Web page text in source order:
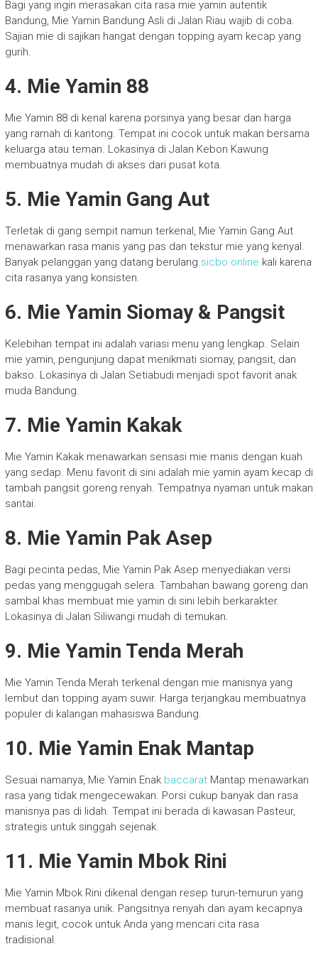
Bagi yang ingin merasakan cita rasa mie yamin autentik
Bandung, Mie Yamin Bandung Asli di Jalan Riau wajib di coba.
Sajian mie di sajikan hangat dengan topping ayam kecap yang
gurih.
4. Mie Yamin 88
Mie Yamin 88 di kenal karena porsinya yang besar dan harga
yang ramah di kantong. Tempat ini cocok untuk makan bersama
keluarga atau teman. Lokasinya di Jalan Kebon Kawung
membuatnya mudah di akses dari pusat kota.
5. Mie Yamin Gang Aut
Terletak di gang sempit namun terkenal, Mie Yamin Gang Aut
menawarkan rasa manis yang pas dan tekstur mie yang kenyal.
Banyak pelanggan yang datang berulang sicbo online kali karena
cita rasanya yang konsisten.
6. Mie Yamin Siomay & Pangsit
Kelebihan tempat ini adalah variasi menu yang lengkap. Selain
mie yamin, pengunjung dapat menikmati siomay, pangsit, dan
bakso. Lokasinya di Jalan Setiabudi menjadi spot favorit anak
muda Bandung.
7. Mie Yamin Kakak
Mie Yamin Kakak menawarkan sensasi mie manis dengan kuah
yang sedap. Menu favorit di sini adalah mie yamin ayam kecap di
tambah pangsit goreng renyah. Tempatnya nyaman untuk makan
santai.
8. Mie Yamin Pak Asep
Bagi pecinta pedas, Mie Yamin Pak Asep menyediakan versi
pedas yang menggugah selera. Tambahan bawang goreng dan
sambal khas membuat mie yamin di sini lebih berkarakter.
Lokasinya di Jalan Siliwangi mudah di temukan.
9. Mie Yamin Tenda Merah
Mie Yamin Tenda Merah terkenal dengan mie manisnya yang
lembut dan topping ayam suwir. Harga terjangkau membuatnya
populer di kalangan mahasiswa Bandung.
10. Mie Yamin Enak Mantap
Sesuai namanya, Mie Yamin Enak baccaratMantap menawarkan
rasa yang tidak mengecewakan. Porsi cukup banyak dan rasa
manisnya pas di lidah. Tempat ini berada di kawasan Pasteur,
strategis untuk singgah sejenak.
11. Mie Yamin Mbok Rini
Mie Yamin Mbok Rini dikenal dengan resep turun-temurun yang
membuat rasanya unik. Pangsitnya renyah dan ayam kecapnya
manis legit, cocok untuk Anda yang mencari cita rasa
tradisional.